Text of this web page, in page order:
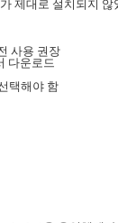
제대로 설치되지
사용 권장
다운로드
택해야 함